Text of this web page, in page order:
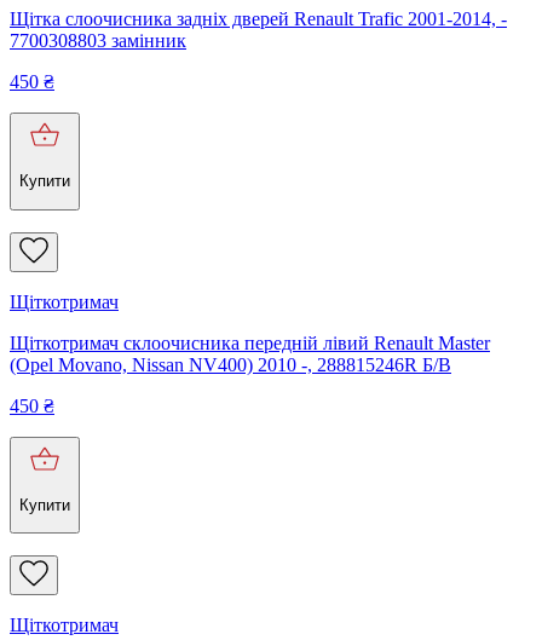
Щітка слоочисника задніх дверей Renault Trafic 2001-2014, -
7700308803 замінник
450 ₴
Купити
Щіткотримач
Щіткотримач склоочисника передній лівий Renault Master
(Opel Movano, Nissan NV400) 2010 -, 288815246R Б/В
450 ₴
Купити
Щіткотримач